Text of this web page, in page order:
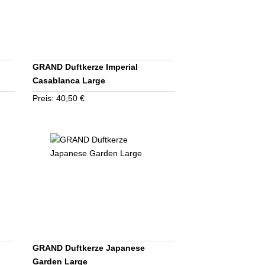
GRAND Duftkerze Imperial
Casablanca Large
Preis: 40,50 €
GRAND Duftkerze Japanese
Garden Large